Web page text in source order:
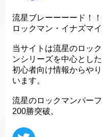
流星ブレーーーード！！
ロックマン・イナズマ
当サイトは流星のロッ
ンシリーズを中心とし
初心者向け情報からや
います。
流星のロックマンパー
200勝突破。